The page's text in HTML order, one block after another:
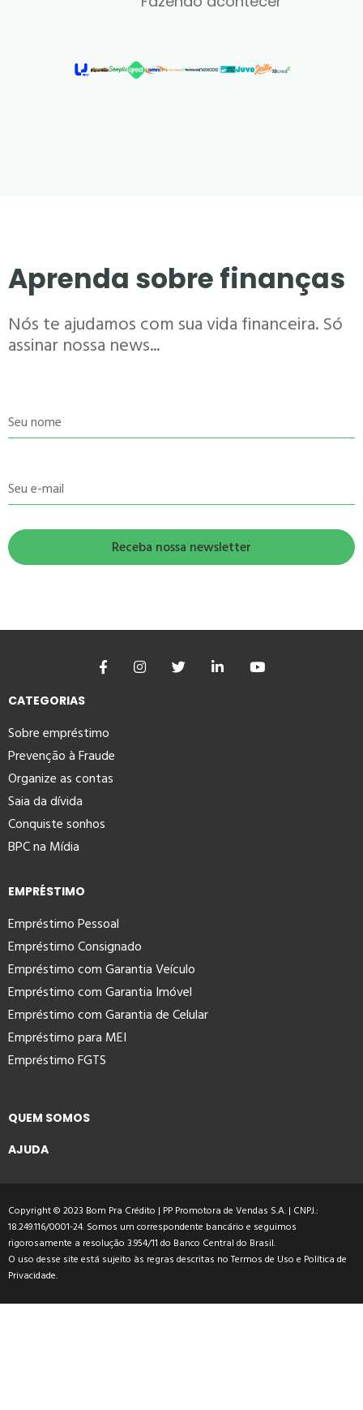
Aprenda sobre finanças
Nós te ajudamos com sua vida financeira. Só
assinar nossa news...
Seu nome
Seu e-mail
CATEGORIAS
Sobre empréstimo
Prevenção à Fraude
Organize as contas
Saia da dívida
Conquiste sonhos
BPC na Mídia
EMPRÉSTIMO
Empréstimo Pessoal
Empréstimo Consignado
Empréstimo com Garantia Veículo
Empréstimo com Garantia Imóvel
Empréstimo com Garantia de Celular
Empréstimo para MEI
Empréstimo FGTS
QUEM SOMOS
AJUDA
Copyright © 2023 Bom Pra Crédito | PP Promotora de Vendas S.A. | CNPJ.:
18.249.116/0001-24. Somos um correspondente bancário e seguimos
rigorosamente a resolução 3.954/11 do Banco Central do Brasil.
O uso desse site está sujeito às regras descritas noTermos de Uso e Política de
Privacidade.